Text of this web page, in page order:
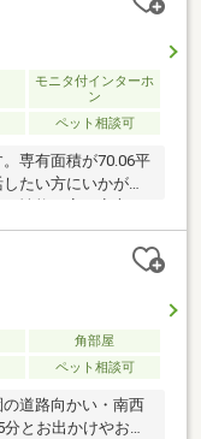
モニタ付インターホ
ン
ペット相談可
専有面積が70.06平
たい方にいかがで
が見えるTVインタ
い荷物は宅配ボック
でも手が離せない
乾燥機のあるお風
す。物件から徒歩
。
角部屋
ペット相談可
道路向かい・南西
とお出かけやお買